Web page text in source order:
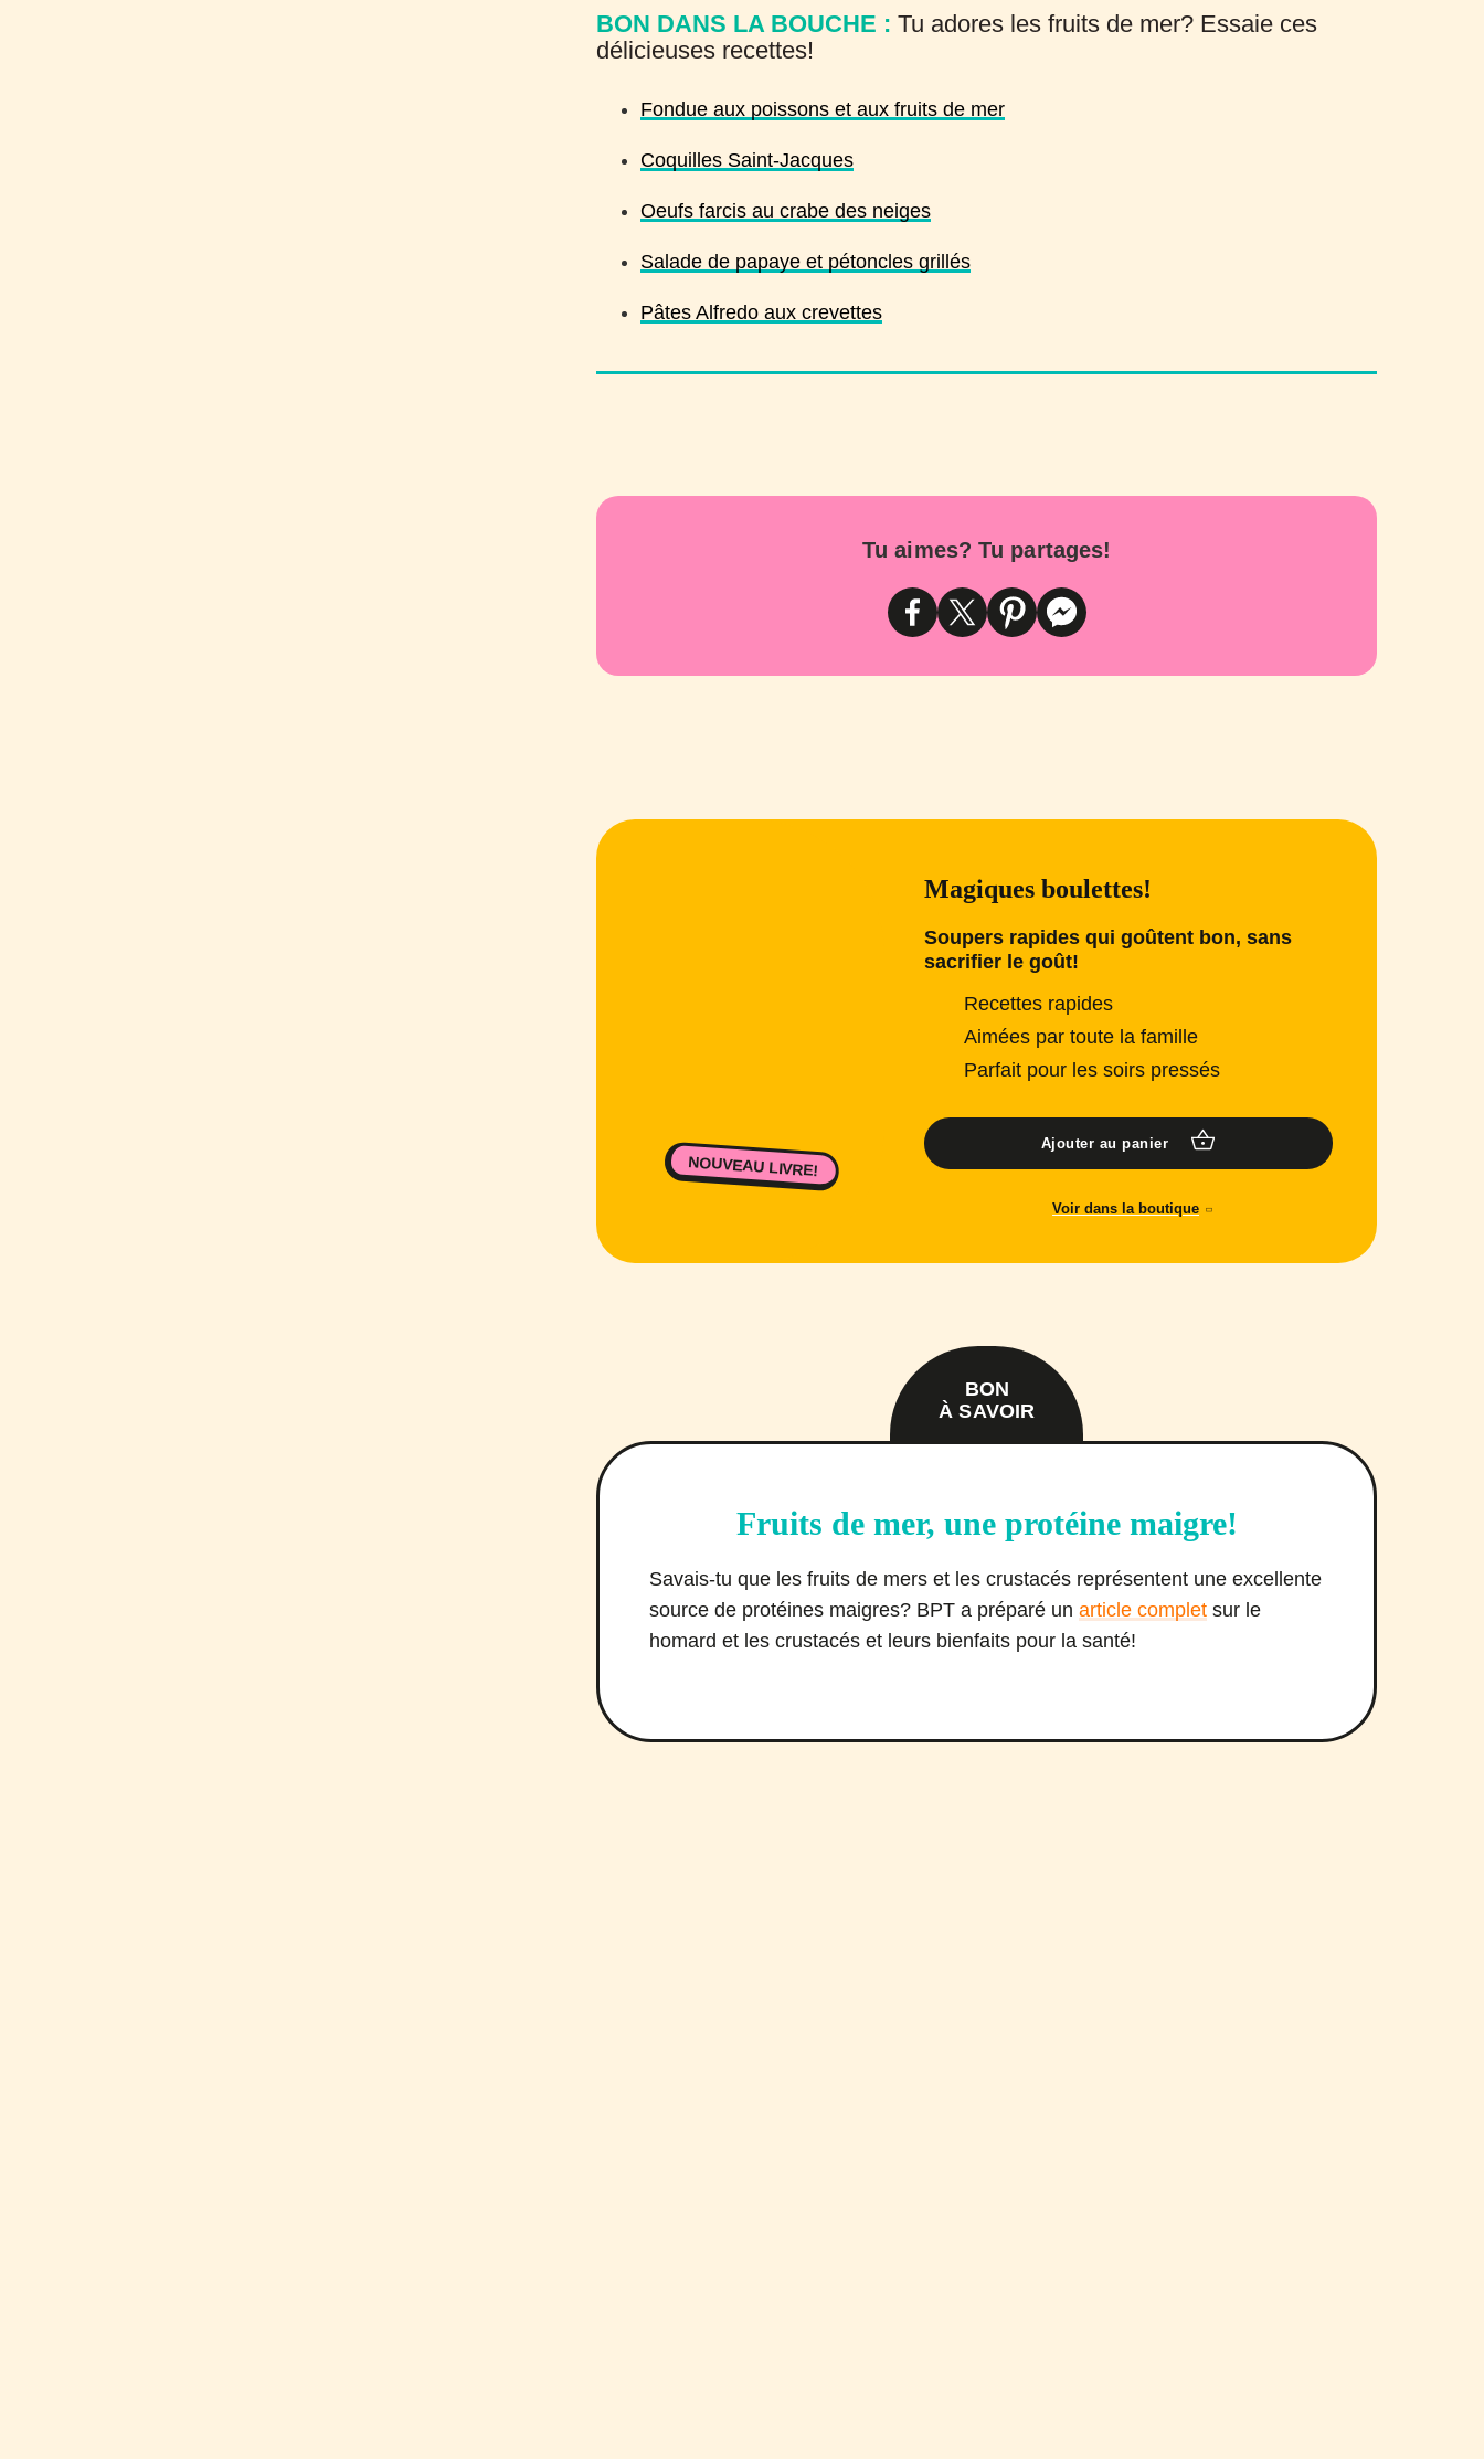
BON DANS LA BOUCHE : Tu adores les fruits de mer? Essaie ces
délicieuses recettes!
Fondue aux poissons et aux fruits de mer
Coquilles Saint-Jacques
Oeufs farcis au crabe des neiges
Salade de papaye et pétoncles grillés
Pâtes Alfredo aux crevettes
Tu aimes? Tu partages!
Magiques boulettes!
Soupers rapides qui goûtent bon, sans
sacrifier le goût!
Recettes rapides
Aimées par toute la famille
Parfait pour les soirs pressés
Ajouter au panier
Voir dans la boutique
NOUVEAU LIVRE!
BON
À SAVOIR
Fruits de mer, une protéine maigre!
Savais-tu que les fruits de mers et les crustacés représentent une excellente
source de protéines maigres? BPT a préparé unarticle complet sur le
homard et les crustacés et leurs bienfaits pour la santé!